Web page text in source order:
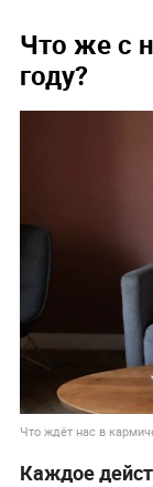
Что же с
году?
Что ждёт нас в
Каждое